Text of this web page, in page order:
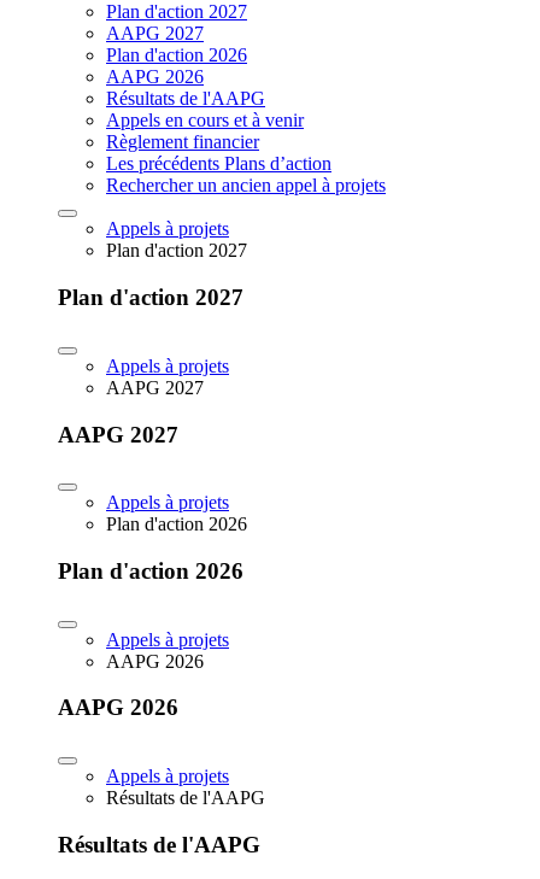
Plan d'action 2027
AAPG 2027
Plan d'action 2026
AAPG 2026
Résultats de l'AAPG
Appels en cours et à venir
Règlement financier
Les précédents Plans d’action
Rechercher un ancien appel à projets
Appels à projets
Plan d'action 2027
Plan d'action 2027
Appels à projets
AAPG 2027
AAPG 2027
Appels à projets
Plan d'action 2026
Plan d'action 2026
Appels à projets
AAPG 2026
AAPG 2026
Appels à projets
Résultats de l'AAPG
Résultats de l'AAPG